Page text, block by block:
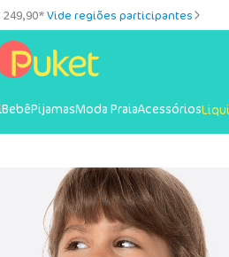
Vide regiões participantes
BebêPijamasModa PraiaAcessórios